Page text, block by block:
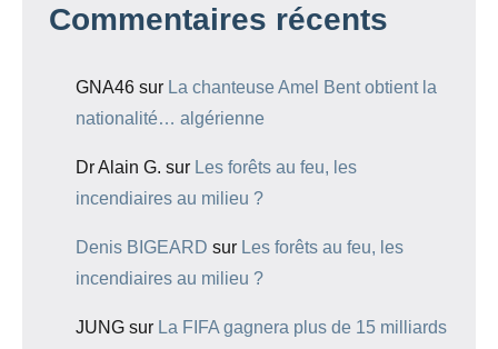
Commentaires récents
GNA46 sur La chanteuse Amel Bent obtient la
nationalité… algérienne
Dr Alain G. sur Les forêts au feu, les
incendiaires au milieu ?
Denis BIGEARD sur Les forêts au feu, les
incendiaires au milieu ?
JUNG sur La FIFA gagnera plus de 15 milliards